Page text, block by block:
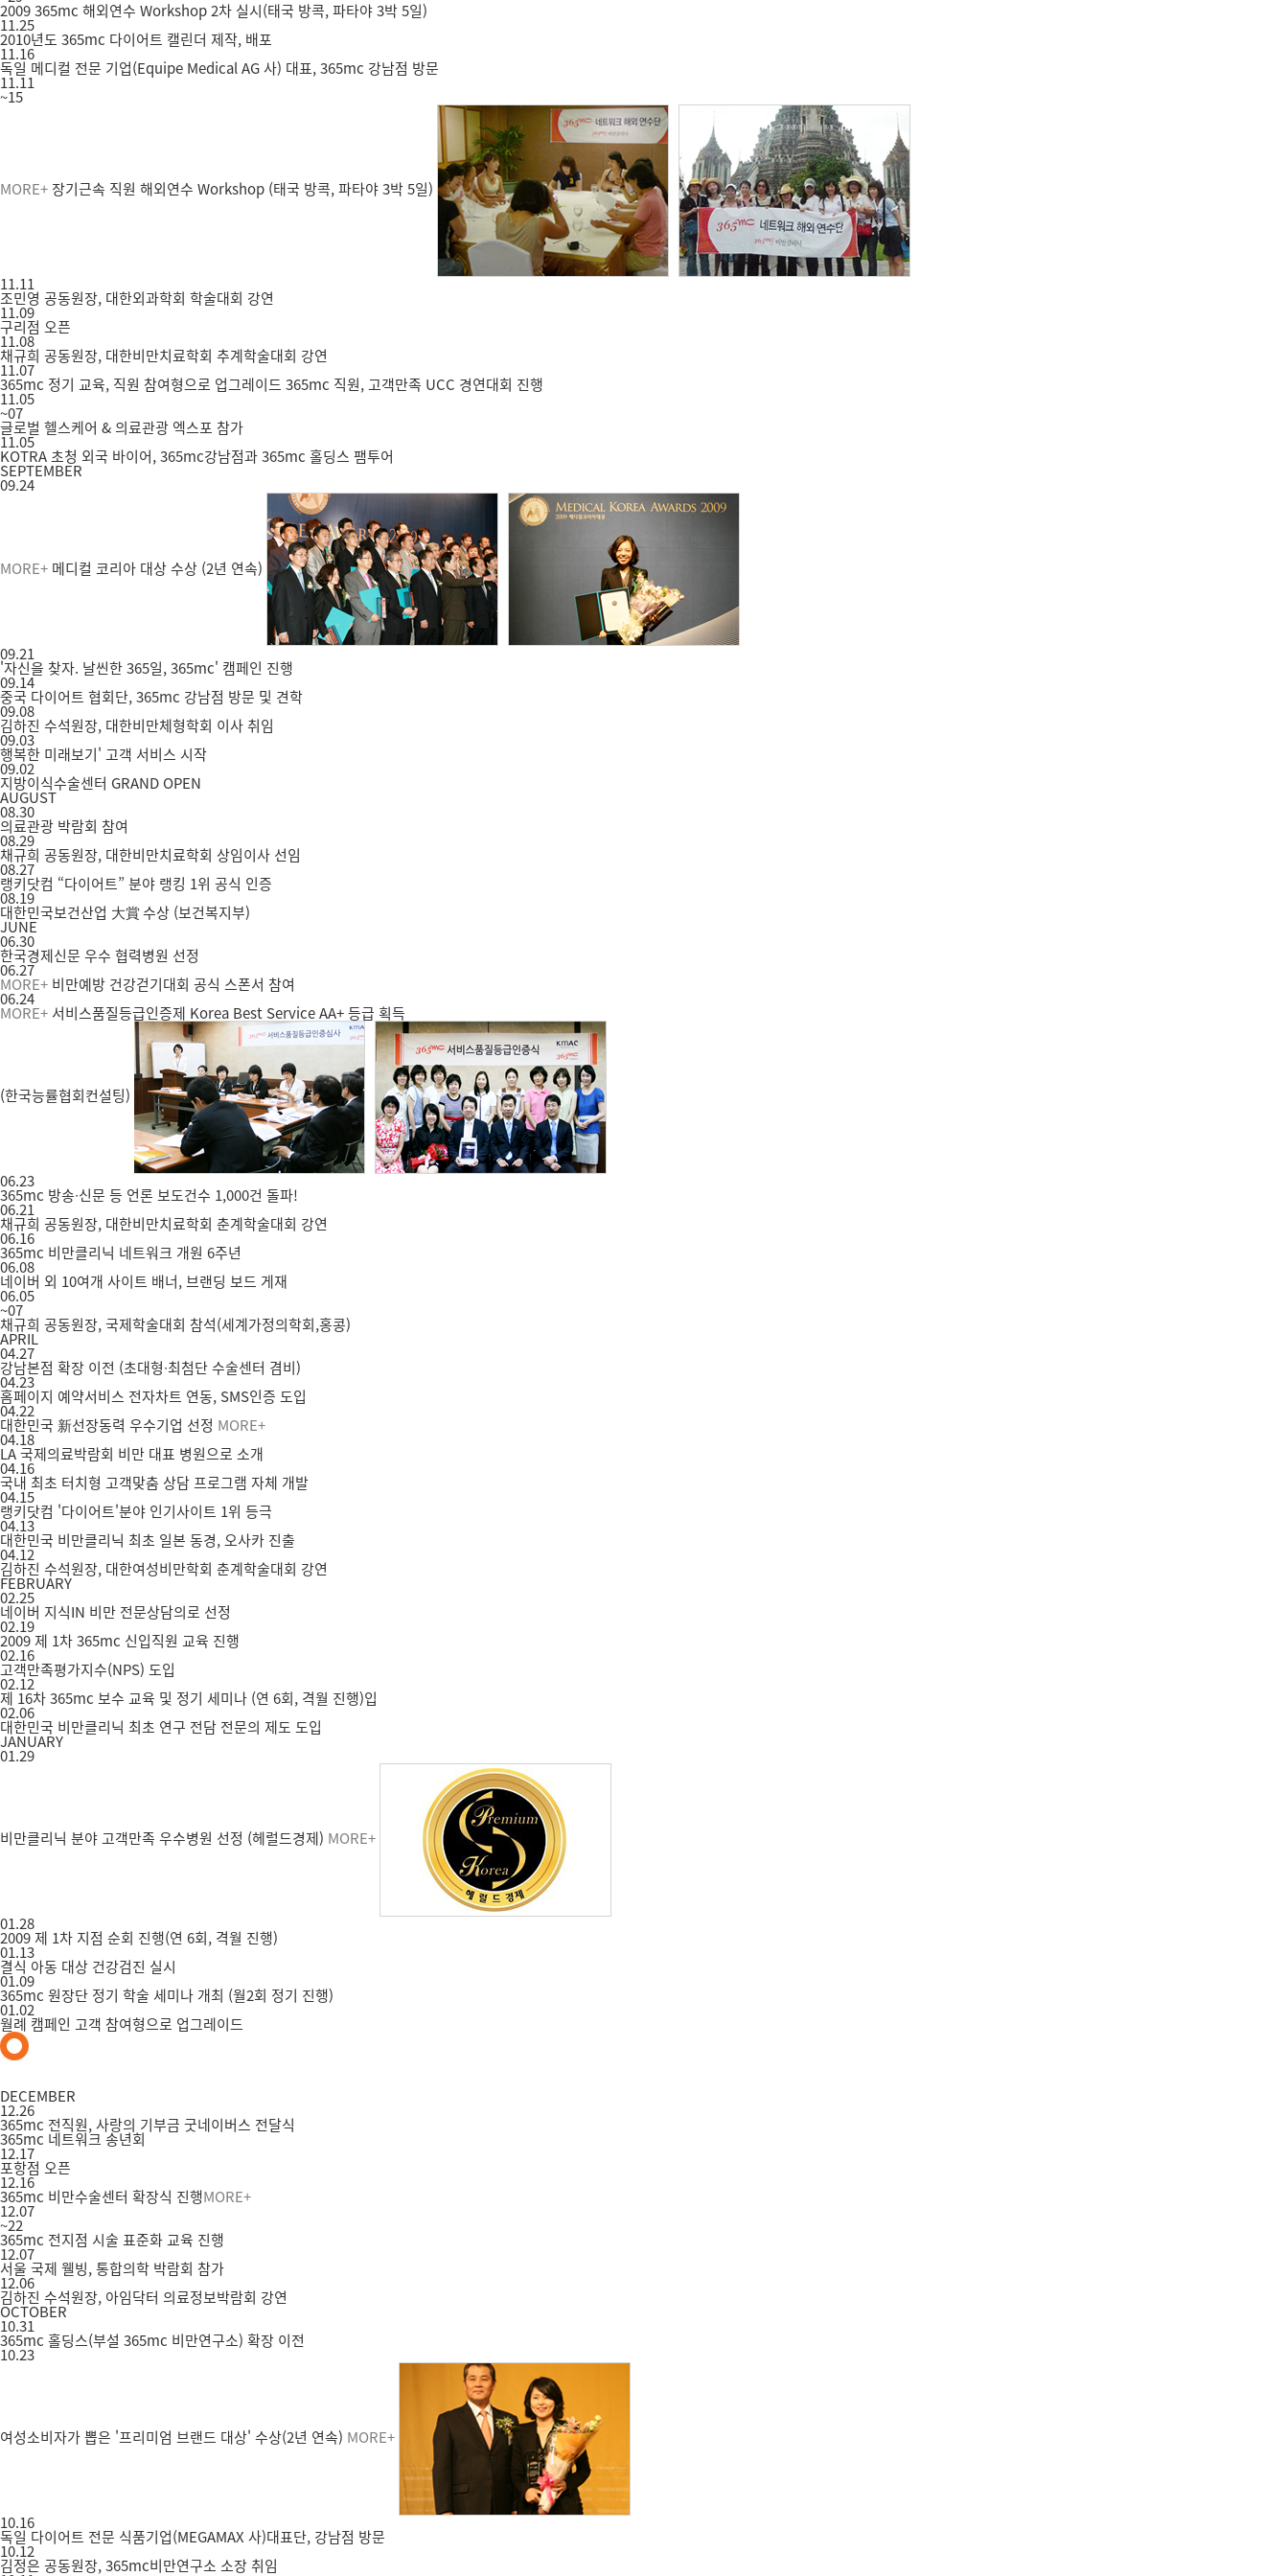
2009 365mc 해외연수 Workshop 2차 실시(태국 방콕, 파타야 3박 5일)
11.25
2010년도 365mc 다이어트 캘린더 제작, 배포
11.16
독일 메디컬 전문 기업(Equipe Medical AG 사) 대표, 365mc 강남점 방문
11.11
~15
MORE+ 장기근속 직원 해외연수 Workshop (태국 방콕, 파타야 3박 5일)
11.11
조민영 공동원장, 대한외과학회 학술대회 강연
11.09
구리점 오픈
11.08
채규희 공동원장, 대한비만치료학회 추계학술대회 강연
11.07
365mc 정기 교육, 직원 참여형으로 업그레이드 365mc 직원, 고객만족 UCC 경연대회 진행
11.05
~07
글로벌 헬스케어 & 의료관광 엑스포 참가
11.05
KOTRA 초청 외국 바이어, 365mc강남점과 365mc 홀딩스 팸투어
SEPTEMBER
09.24
MORE+ 메디컬 코리아 대상 수상 (2년 연속)
09.21
'자신을 찾자. 날씬한 365일, 365mc' 캠페인 진행
09.14
중국 다이어트 협회단, 365mc 강남점 방문 및 견학
09.08
김하진 수석원장, 대한비만체형학회 이사 취임
09.03
행복한 미래보기' 고객 서비스 시작
09.02
지방이식수술센터 GRAND OPEN
AUGUST
08.30
의료관광 박람회 참여
08.29
채규희 공동원장, 대한비만치료학회 상임이사 선임
08.27
랭키닷컴 “다이어트” 분야 랭킹 1위 공식 인증
08.19
대한민국보건산업 大賞 수상 (보건복지부)
JUNE
06.30
한국경제신문 우수 협력병원 선정
06.27
MORE+ 비만예방 건강걷기대회 공식 스폰서 참여
06.24
MORE+ 서비스품질등급인증제 Korea Best Service AA+ 등급 획득
(한국능률협회컨설팅)
06.23
365mc 방송∙신문 등 언론 보도건수 1,000건 돌파!
06.21
채규희 공동원장, 대한비만치료학회 춘계학술대회 강연
06.16
365mc 비만클리닉 네트워크 개원 6주년
06.08
네이버 외 10여개 사이트 배너, 브랜딩 보드 게재
06.05
~07
채규희 공동원장, 국제학술대회 참석(세계가정의학회,홍콩)
APRIL
04.27
강남본점 확장 이전 (초대형∙최첨단 수술센터 겸비)
04.23
홈페이지 예약서비스 전자차트 연동, SMS인증 도입
04.22
대한민국 新선장동력 우수기업 선정 MORE+
04.18
LA 국제의료박람회 비만 대표 병원으로 소개
04.16
국내 최초 터치형 고객맞춤 상담 프로그램 자체 개발
04.15
랭키닷컴 '다이어트'분야 인기사이트 1위 등극
04.13
대한민국 비만클리닉 최초 일본 동경, 오사카 진출
04.12
김하진 수석원장, 대한여성비만학회 춘계학술대회 강연
FEBRUARY
02.25
네이버 지식IN 비만 전문상담의로 선정
02.19
2009 제 1차 365mc 신입직원 교육 진행
02.16
고객만족평가지수(NPS) 도입
02.12
제 16차 365mc 보수 교육 및 정기 세미나 (연 6회, 격월 진행)입
02.06
대한민국 비만클리닉 최초 연구 전담 전문의 제도 도입
JANUARY
01.29
비만클리닉 분야 고객만족 우수병원 선정 (헤럴드경제) MORE+
01.28
2009 제 1차 지점 순회 진행(연 6회, 격월 진행)
01.13
결식 아동 대상 건강검진 실시
01.09
365mc 원장단 정기 학술 세미나 개최 (월2회 정기 진행)
01.02
월례 캠페인 고객 참여형으로 업그레이드
DECEMBER
12.26
365mc 전직원, 사랑의 기부금 굿네이버스 전달식
365mc 네트워크 송년회
12.17
포항점 오픈
12.16
365mc 비만수술센터 확장식 진행MORE+
12.07
~22
365mc 전지점 시술 표준화 교육 진행
12.07
서울 국제 웰빙, 통합의학 박람회 참가
12.06
김하진 수석원장, 아임닥터 의료정보박람회 강연
OCTOBER
10.31
365mc 홀딩스(부설 365mc 비만연구소) 확장 이전
10.23
여성소비자가 뽑은 '프리미엄 브랜드 대상' 수상(2년 연속) MORE+
10.16
독일 다이어트 전문 식품기업(MEGAMAX 사)대표단, 강남점 방문
10.12
김정은 공동원장, 365mc비만연구소 소장 취임